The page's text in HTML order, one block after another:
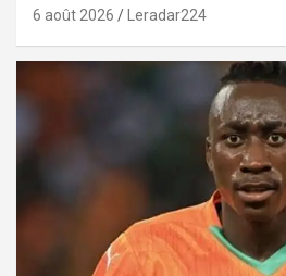
6 août 2026 Leradar224